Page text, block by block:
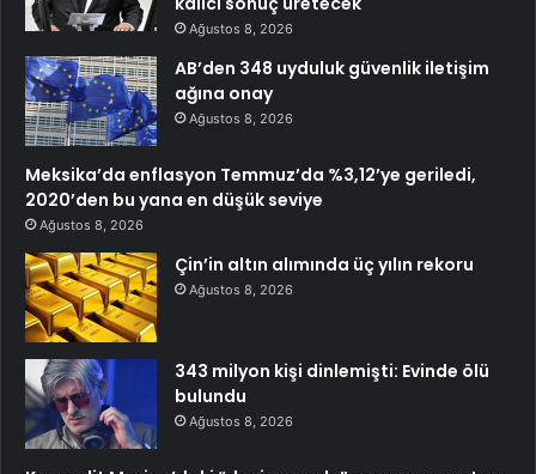
Ağustos 8, 2026
AB’den 348 uyduluk güvenlik iletişim
ağına onay
Ağustos 8, 2026
Meksika’da enflasyon Temmuz’da %3,12’ye geriledi,
2020’den bu yana en düşük seviye
Ağustos 8, 2026
Çin’in altın alımında üç yılın rekoru
Ağustos 8, 2026
343 milyon kişi dinlemişti: Evinde ölü
bulundu
Ağustos 8, 2026